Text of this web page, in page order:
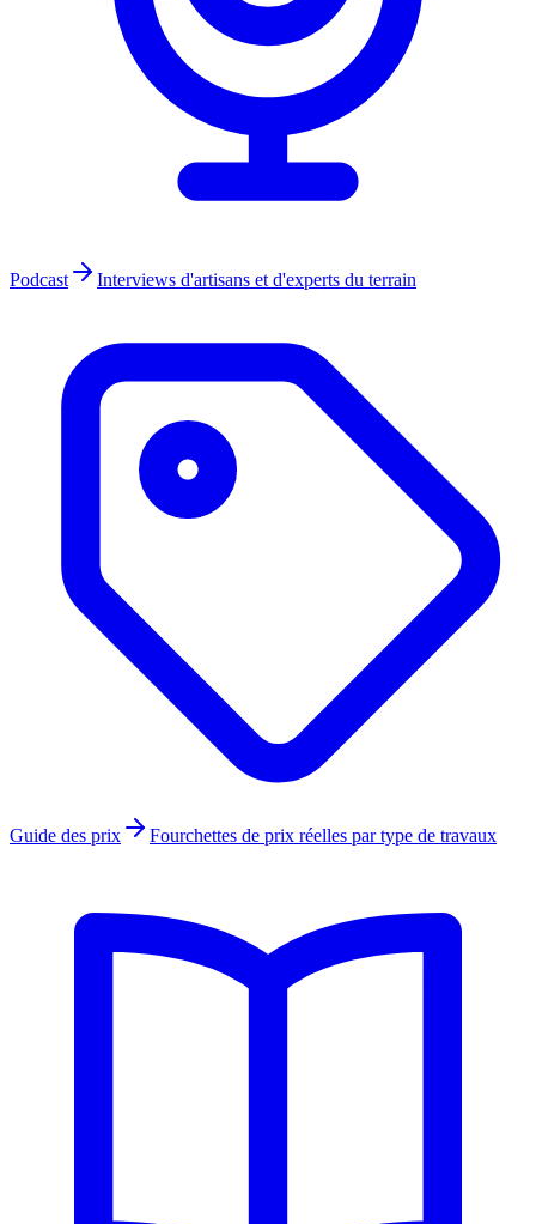
Podcast Interviews d'artisans et d'experts du terrain
Guide des prix Fourchettes de prix réelles par type de travaux